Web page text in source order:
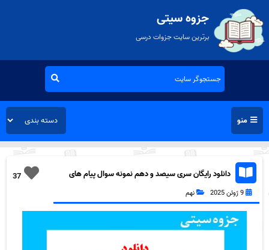
جزوه سیتی
برترین سایت جزوات درسی
منو
37
دانلود رایگان سری سیصد و دهم نمونه سوال پیام های
آسمان نهم به همراه pdf
9 ژوئن 2025 نهم